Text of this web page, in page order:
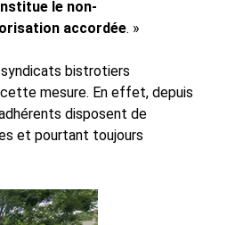
le non-
accordée. »
bistrotiers
mesure. En effet, depuis
disposent de
et pourtant toujours